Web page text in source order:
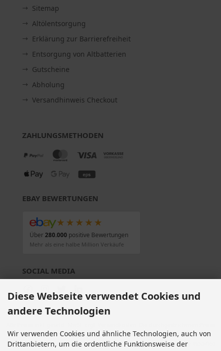
Sitemap
Altölentsorgung
Erklärung zur Barrierefreiheit
Entsorgung von Altbatterien
Gutscheine
Abholung
Versandhinweis Checkout
ZAHLUNGSMETHODEN
EBAY BEWERTUNGEN
★★★★★
Über280.000positive Bewertungen
Mehr als eine halbe Million Verkäufe
SOCIAL MEDIA
entsprechen dem bisherigen Preis bei Motorradteile & Motorrad Ersatzteile.
Motorradteile & Motorrad Ersatzteile © 2026 | Template © 2009-2026 by modified
Diese Webseite verwendet Cookies und
andere Technologien
Wir verwenden Cookies und ähnliche Technologien, auch von
Drittanbietern, um die ordentliche Funktionsweise der